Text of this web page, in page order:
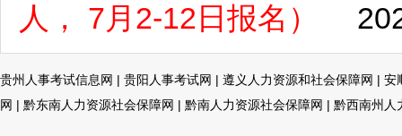
人， 7月2-12日报名）
贵州人事考试信息网 | 贵阳人事考试网 | 遵义人力资源和社会保障网 | 安
网 | 黔东南人力资源社会保障网 | 黔南人力资源社会保障网 | 黔西南州人